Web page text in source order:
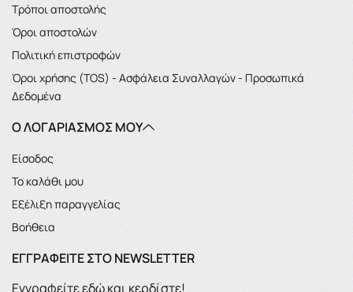
Τρόποι αποστολής
Όροι αποστολών
Πολιτική επιστροφών
Όροι χρήσης (TOS) - Ασφάλεια Συναλλαγών - Προσωπικά
Δεδομένα
Ο ΛΟΓΑΡΙΑΣΜΌΣ ΜΟΥ
Είσοδος
Το καλάθι μου
Εξέλιξη παραγγελίας
Βοήθεια
ΕΓΓΡΑΦΕΊΤΕ ΣΤΟ NEWSLETTER
Εγγραφείτε εδώ και κερδίστε!